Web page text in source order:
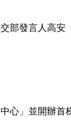
部發言人高安
心」並開辦首